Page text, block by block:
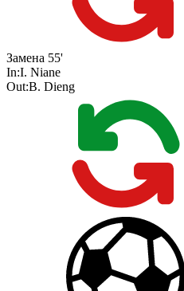
Замена 55'
In:I. Niane
Out:B. Dieng